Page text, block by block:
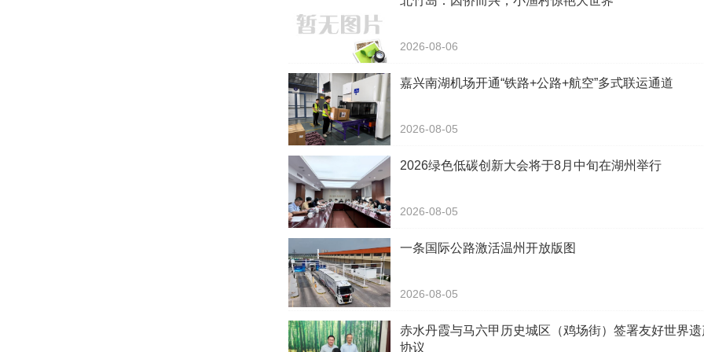
2026-08-06
嘉兴南湖机场开通“铁路+公路+航空”多式联运通道
2026-08-05
2026绿色低碳创新大会将于8月中旬在湖州举行
2026-08-05
一条国际公路激活温州开放版图
2026-08-05
赤水丹霞与马六甲历史城区（鸡场街）签署友好世界
协议